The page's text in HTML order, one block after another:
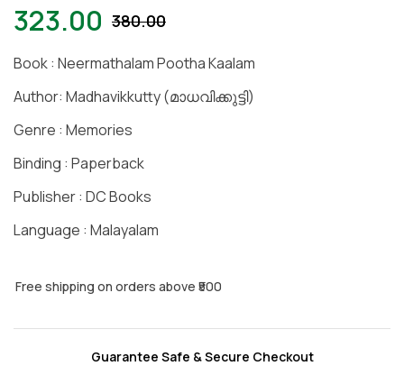
380.00
323.00
Book : Neermathalam Pootha Kaalam
Author: Madhavikkutty (മാധവിക്കുട്ടി)
Genre : Memories
Binding : Paperback
Publisher : DC Books
Language : Malayalam
Free shipping on orders above ₹500
Guarantee Safe & Secure Checkout